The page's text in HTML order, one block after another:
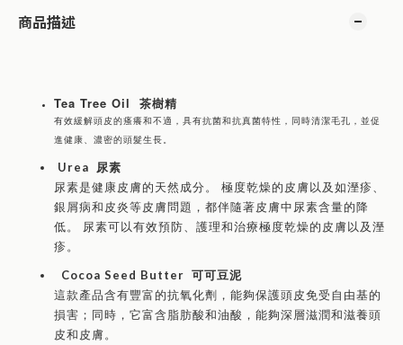
商品描述
Tea Tree Oil 茶樹精
有效緩解頭皮的瘙癢和不適，具有抗菌和抗真菌特性，同時清潔毛孔，並促
進健康、濃密的頭髮生長。
Urea 尿素
尿素是健康皮膚的天然成分。 極度乾燥的皮膚以及如溼疹、
銀屑病和皮炎等皮膚問題，都伴隨著皮膚中尿素含量的降
低。 尿素可以有效預防、護理和治療極度乾燥的皮膚以及溼
疹。
Cocoa Seed Butter 可可豆泥
這款產品含有豐富的抗氧化劑，能夠保護頭皮免受自由基的
損害；同時，它富含脂肪酸和油酸，能夠深層滋潤和滋養頭
皮和皮膚。